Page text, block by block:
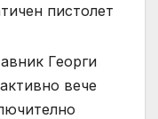
пистолет
Георги
вече